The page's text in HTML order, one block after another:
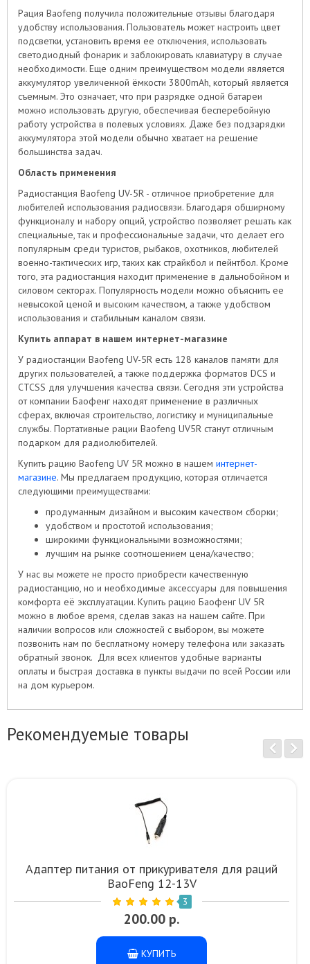
Рация Baofeng получила положительные отзывы благодаря
удобству использования. Пользователь может настроить цвет
подсветки, установить время ее отключения, использовать
светодиодный фонарик и заблокировать клавиатуру в случае
необходимости. Еще одним преимуществом модели является
аккумулятор увеличенной ёмкости 3800mAh, который является
съемным. Это означает, что при разрядке одной батареи
можно использовать другую, обеспечивая бесперебойную
работу устройства в полевых условиях. Даже без подзарядки
аккумулятора этой модели обычно хватает на решение
большинства задач.
Область применения
Радиостанция Baofeng UV-5R - отличное приобретение для
любителей использования радиосвязи. Благодаря обширному
функционалу и набору опций, устройство позволяет решать как
специальные, так и профессиональные задачи, что делает его
популярным среди туристов, рыбаков, охотников, любителей
военно-тактических игр, таких как страйкбол и пейнтбол. Кроме
того, эта радиостанция находит применение в дальнобойном и
силовом секторах. Популярность модели можно объяснить ее
невысокой ценой и высоким качеством, а также удобством
использования и стабильным каналом связи.
Купить аппарат в нашем интернет-магазине
У радиостанции Baofeng UV-5R есть 128 каналов памяти для
других пользователей, а также поддержка форматов DCS и
CTCSS для улучшения качества связи. Сегодня эти устройства
от компании Баофенг находят применение в различных
сферах, включая строительство, логистику и муниципальные
службы. Портативные рации Baofeng UV5R станут отличным
подарком для радиолюбителей.
Купить рацию Baofeng UV 5R можно в нашем интернет-
магазине. Мы предлагаем продукцию, которая отличается
следующими преимуществами:
продуманным дизайном и высоким качеством сборки;
удобством и простотой использования;
широкими функциональными возможностями;
лучшим на рынке соотношением цена/качество;
У нас вы можете не просто приобрести качественную
радиостанцию, но и необходимые аксессуары для повышения
комфорта её эксплуатации. Купить рацию Баофенг UV 5R
можно в любое время, сделав заказ на нашем сайте. При
наличии вопросов или сложностей с выбором, вы можете
позвонить нам по бесплатному номеру телефона или заказать
обратный звонок. Для всех клиентов удобные варианты
оплаты и быстрая доставка в пункты выдачи по всей России или
на дом курьером.
Рекомендуемые товары
Адаптер питания от прикуривателя для раций
BaoFeng 12-13V
3
200.00 р.
КУПИТЬ